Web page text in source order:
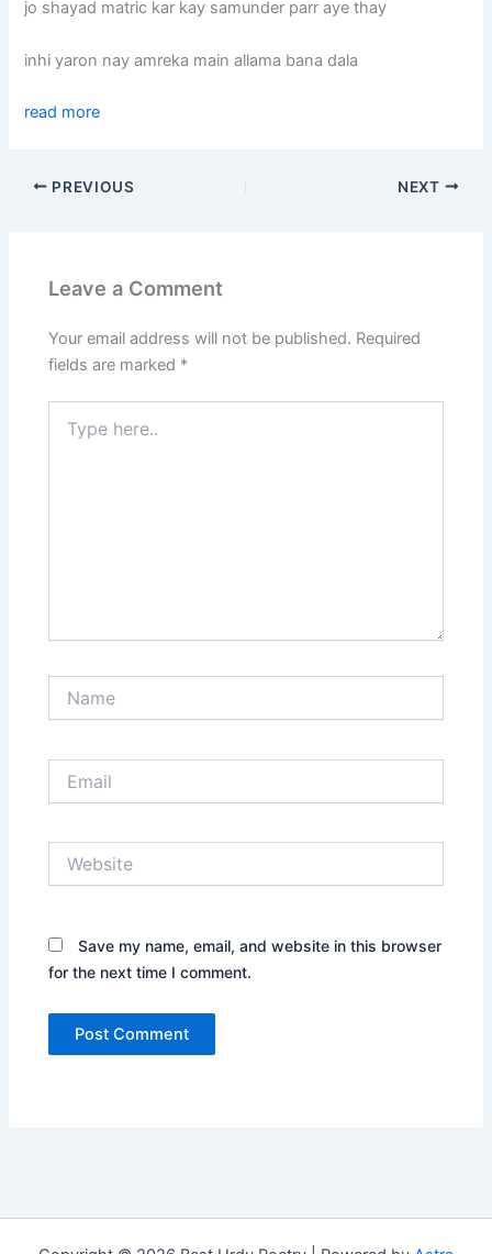
jo shayad matric kar kay samunder parr aye thay
inhi yaron nay amreka main allama bana dala
read more
PREVIOUS NEXT
Leave a Comment
Your email address will not be published. Required
fields are marked *
here..
Save my name, email, and website in this browser
for the next time I comment.